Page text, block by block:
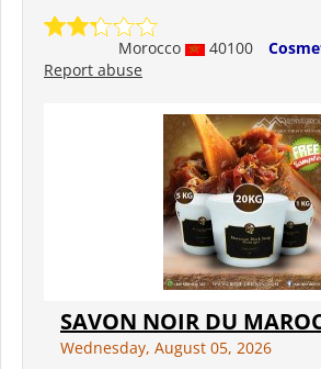
Morocco 40100
Report abuse
SAVON NOIR DU
Wednesday, August 05, 2026